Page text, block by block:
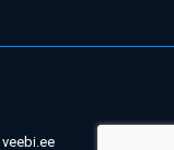
veebi.ee